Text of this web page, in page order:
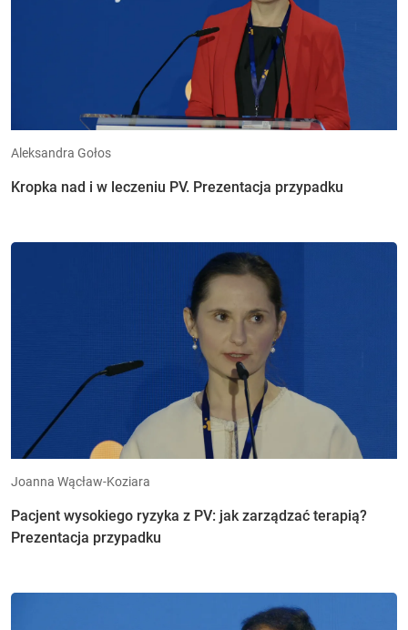
Aleksandra Gołos
Kropka nad i w leczeniu PV. Prezentacja przypadku
Joanna Wącław-Koziara
Pacjent wysokiego ryzyka z PV: jak zarządzać terapią?
Prezentacja przypadku